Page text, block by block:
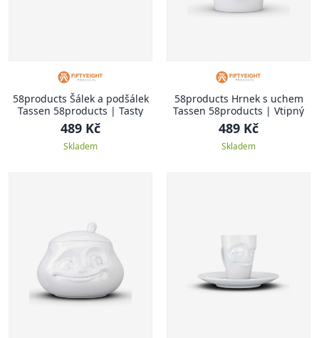
58products Šálek a podšálek
Tassen 58products | Tasty
489 Kč
Skladem
58products Hrnek s uchem
Tassen 58products | Vtipný
489 Kč
Skladem